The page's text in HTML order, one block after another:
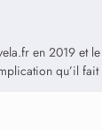
en 2019 et
qu’il